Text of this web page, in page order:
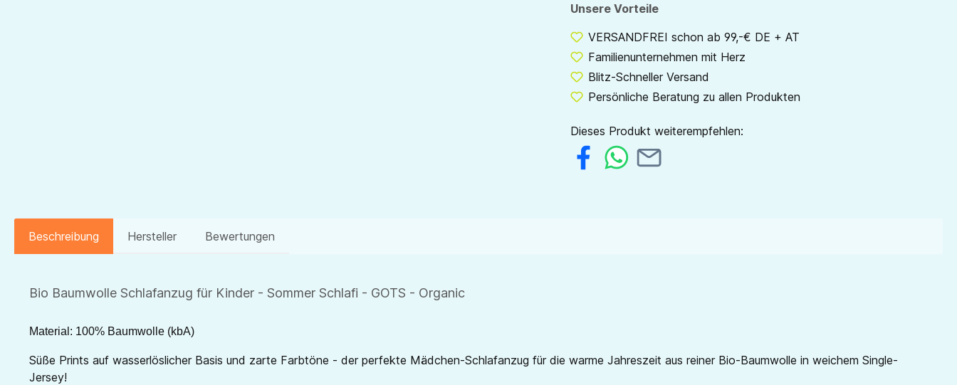
Unsere Vorteile
VERSANDFREI schon ab 99,-€ DE + AT
Familienunternehmen mit Herz
Blitz-Schneller Versand
Persönliche Beratung zu allen Produkten
Dieses Produkt weiterempfehlen:
Beschreibung Hersteller Bewertungen
Bio Baumwolle Schlafanzug für Kinder - Sommer Schlafi - GOTS - Organic
Material: 100% Baumwolle (kbA)
Süße Prints auf wasserlöslicher Basis und zarte Farbtöne - der perfekte Mädchen-Schlafanzug für die warme Jahreszeit aus reiner Bio-Baumwolle in weichem Single-
Jersey!